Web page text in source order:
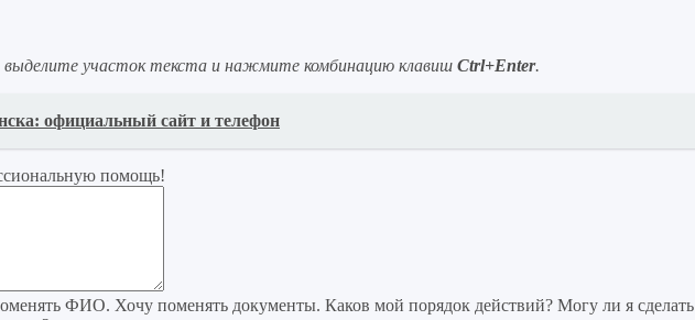
участок текста и нажмите комбинацию клавиш Ctrl+Enter.
официальный сайт и телефон
помощь!
ФИО. Хочу поменять документы. Каков мой порядок действий? Могу ли я сделать